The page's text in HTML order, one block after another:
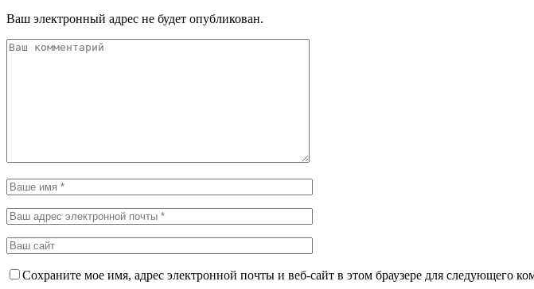
Ваш электронный адрес не будет опубликован.
Сохраните мое имя, адрес электронной почты и веб-сайт в этом браузере для следующего